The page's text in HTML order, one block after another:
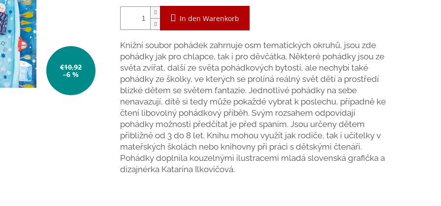
€10,92
–6 %
In den Warenkorb
Knižní soubor pohádek zahrnuje osm tematických okruhů, jsou zde
pohádky jak pro chlapce, tak i pro děvčátka. Některé pohádky jsou ze
světa zvířat, další ze světa pohádkových bytostí, ale nechybí také
pohádky ze školky, ve kterých se prolíná reálný svět dětí a prostředí
blízké dětem se světem fantazie. Jednotlivé pohádky na sebe
nenavazují, dítě si tedy může pokaždé vybrat k poslechu, případně ke
čtení libovolný pohádkový příběh. Svým rozsahem odpovídají
pohádky možnosti předčítat je před spaním. Jsou určeny dětem
přibližně od 3 do 8 let. Knihu mohou využít jak rodiče, tak i učitelky v
mateřských školách nebo knihovny při práci s dětskými čtenáři.
Pohádky doplnila kouzelnými ilustracemi mladá slovenská grafička a
dizajnérka Katarína Ilkovičová.